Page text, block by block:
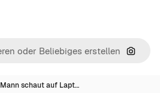
Nach
Mann schaut auf Lapt…